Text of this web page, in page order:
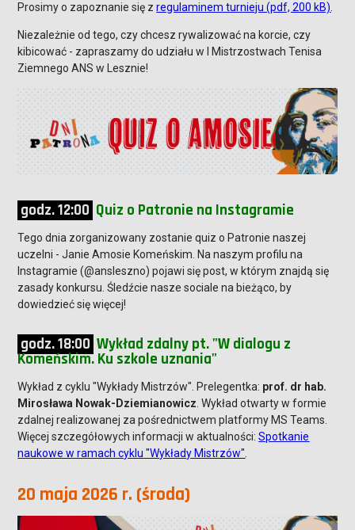
Prosimy o zapoznanie się zregulaminem turnieju (pdf, 200 kB).
Niezależnie od tego, czy chcesz rywalizować na korcie, czy
kibicować - zapraszamy do udziału w I Mistrzostwach Tenisa
Ziemnego ANS w Lesznie!
godz. 12:00 Quiz o Patronie na Instagramie
Tego dnia zorganizowany zostanie quiz o Patronie naszej
uczelni - Janie Amosie Komeńskim. Na naszym profilu na
Instagramie (@ansleszno) pojawi się post, w którym znajdą się
zasady konkursu. Śledźcie nasze sociale na bieżąco, by
dowiedzieć się więcej!
godz. 18:00 Wykład zdalny pt. "W dialogu z
Komeńskim. Ku szkole uznania"
Wykład z cyklu "Wykłady Mistrzów". Prelegentka: prof. dr hab.
Mirosława Nowak-Dziemianowicz . Wykład otwarty w formie
zdalnej realizowanej za pośrednictwem platformy MS Teams.
Więcej szczegółowych informacji w aktualności:Spotkanie
naukowe w ramach cyklu "Wykłady Mistrzów"
20 maja 2026 r. (środa)